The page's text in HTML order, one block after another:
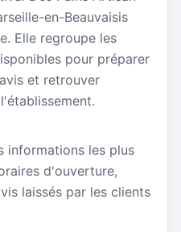
en-Beauvaisis
Elle regroupe les
pour préparer
et retrouver
informations les plus
d'ouverture,
laissés par les clients